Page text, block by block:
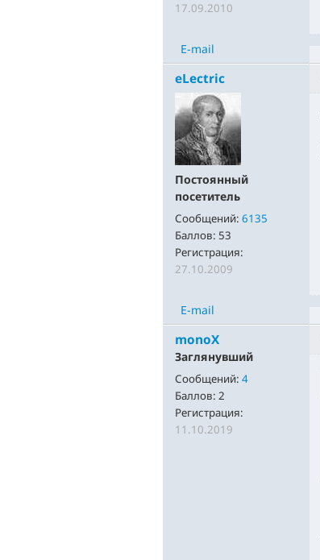
17.09.2010
E-mail
eLectric
Постоянный
посетитель
Сообщений: 6135
Баллов: 53
Регистрация:
27.10.2009
E-mail
monoX
Заглянувший
Сообщений: 4
Баллов: 2
Регистрация:
11.10.2019